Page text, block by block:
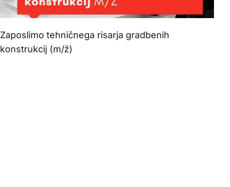
Zaposlimo tehničnega risarja gradbenih
konstrukcij (m/ž)